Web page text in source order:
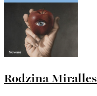
Rodzina Miralles